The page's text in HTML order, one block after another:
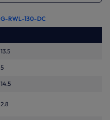
G-RWL-130-DC
13.5
5
14.5
2.8